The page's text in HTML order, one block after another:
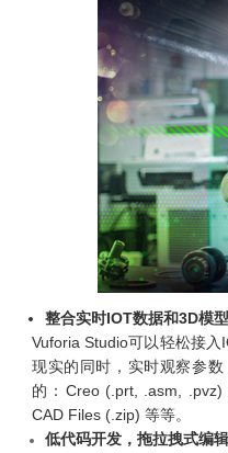
整合实时IOT数据和3D模
Vuforia Studio可以轻松接
现实的同时，实时观察参
的：Creo (.prt, .asm,
CAD Files (.zip) 等等。
低代码开发，拖拉拽式编辑